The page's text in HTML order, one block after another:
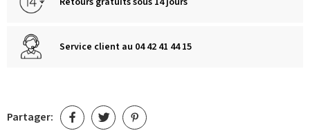
Service client au 04 42 41 44 15
Partager: